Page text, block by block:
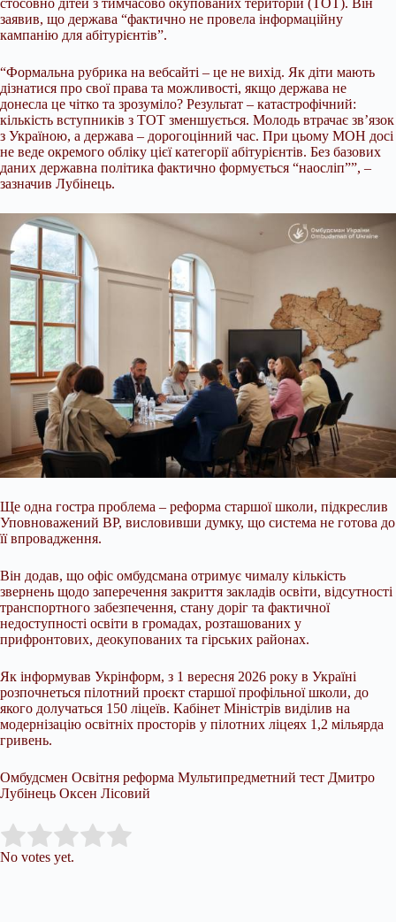
стосовно дітей з тимчасово окупованих територій (ТОТ). Він
заявив, що держава “фактично не провела інформаційну
кампанію для абітурієнтів”.
“Формальна рубрика на вебсайті – це не вихід. Як діти мають
дізнатися про свої права та можливості, якщо держава не
донесла це чітко та зрозуміло? Результат – катастрофічний:
кількість вступників з ТОТ зменшується. Молодь втрачає зв’язок
з Україною, а держава – дорогоцінний час. При цьому МОН досі
не веде окремого обліку цієї категорії абітурієнтів. Без базових
даних державна політика фактично формується “наосліп””, –
зазначив Лубінець.
Ще одна гостра проблема – реформа старшої школи, підкреслив
Уповноважений ВР, висловивши думку, що система не готова до
її впровадження.
Він додав, що офіс омбудсмана отримує чималу кількість
звернень щодо заперечення закриття закладів освіти, відсутності
транспортного забезпечення, стану доріг та фактичної
недоступності освіти в громадах, розташованих у
прифронтових, деокупованих та гірських районах.
Як інформував Укрінформ, з 1 вересня 2026 року в Україні
розпочнеться пілотний проєкт старшої профільної школи, до
якого долучаться 150 ліцеїв. Кабінет Міністрів виділив на
модернізацію освітніх просторів у пілотних ліцеях 1,2 мільярда
гривень.
Омбудсмен Освітня реформа Мультипредметний тест Дмитро
Лубінець Оксен Лісовий
Rate this item:
No votes yet.